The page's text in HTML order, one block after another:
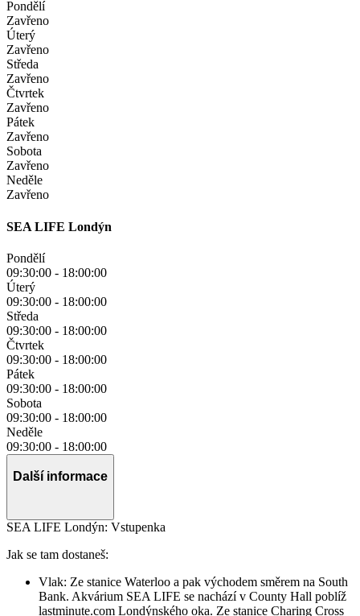
Pondělí
Zavřeno
Úterý
Zavřeno
Středa
Zavřeno
Čtvrtek
Zavřeno
Pátek
Zavřeno
Sobota
Zavřeno
Neděle
Zavřeno
SEA LIFE Londýn
Pondělí
09:30:00 - 18:00:00
Úterý
09:30:00 - 18:00:00
Středa
09:30:00 - 18:00:00
Čtvrtek
09:30:00 - 18:00:00
Pátek
09:30:00 - 18:00:00
Sobota
09:30:00 - 18:00:00
Neděle
09:30:00 - 18:00:00
Další informace
SEA LIFE Londýn: Vstupenka
Jak se tam dostaneš:
Vlak: Ze stanice Waterloo a pak východem směrem na South
Bank. Akvárium SEA LIFE se nachází v County Hall poblíž
lastminute.com Londýnského oka. Ze stanice Charing Cross